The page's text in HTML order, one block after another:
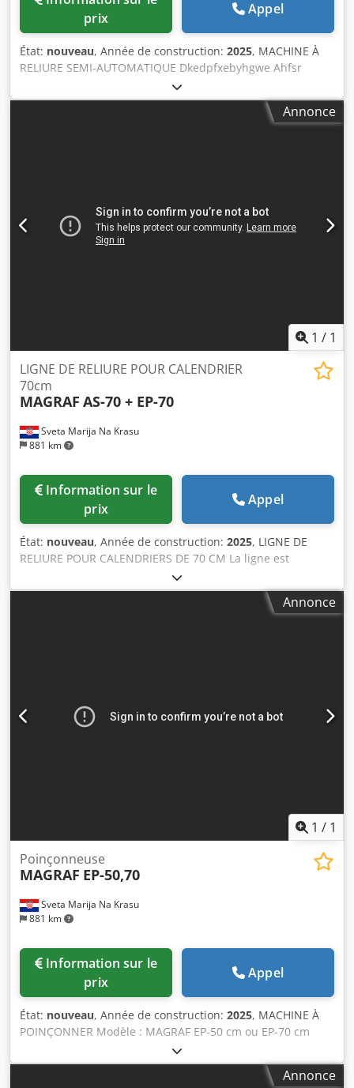
prix
Appel
État: nouveau, Année de construction: 2025, MACHINE À
RELIURE SEMI-AUTOMATIQUE Dkedpfxebyhgwe Ahfsr
Modèle : MAGRAF AS-48 NOUVEAU Elle offre une grande
souplesse d’utilisation, permettant de travailler avec 11
diamètres de fil différents, sans avoir besoin de changer
Annonce
1 / 1
Sveta Marija Na Krasu
881 km
LIGNE DE RELIURE POUR CALENDRIER
70cm
MAGRAF AS-70 + EP-70
prix
Appel
État: nouveau, Année de construction: 2025, LIGNE DE
RELIURE POUR CALENDRIERS DE 70 CM La ligne est
composée des machines suivantes : Dkodpfxjfdzwns Ahfer
1. MACHINE DE PERFORATION MAGRAF, modèle EP-70 2.
MACHINE DE RELIURE SEMI-AUTOMATIQUE MAGRAF,Annonce
1 / 1
Sveta Marija Na Krasu
881 km
Poinçonneuse
MAGRAF EP-50,70
prix
Appel
État: nouveau, Année de construction: 2025, MACHINE À
POINÇONNER Modèle : MAGRAF EP-50 cm ou EP-70 cm
Outils interchangeables pour le poinçonnage, le traçage et
la perforation. Longueur maximale de poinçonnage :
500 mm ou 700 mm. Dkedpfxobyfu Nj Ahfjr Puissance :
Annonce